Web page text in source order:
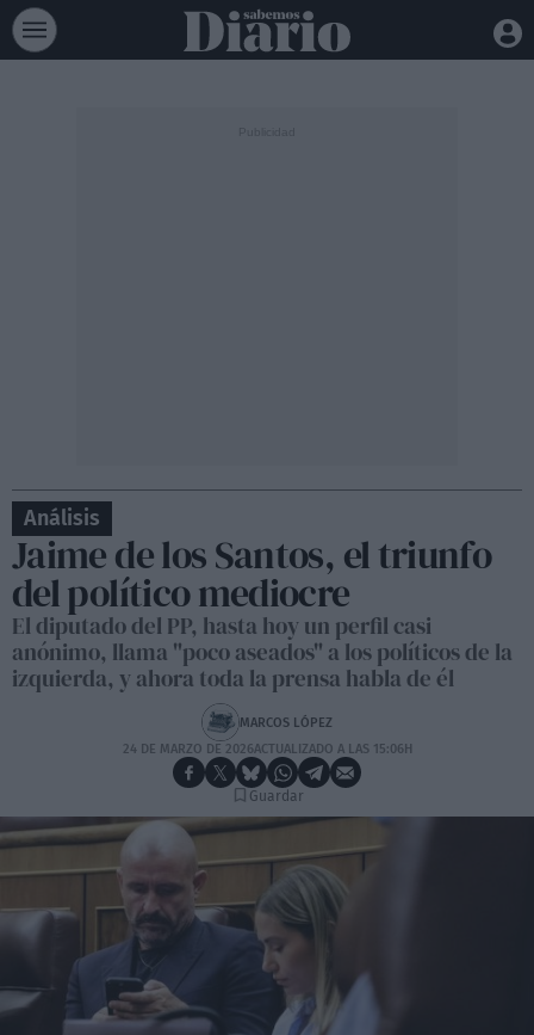
Análisis
Jaime de los Santos, el triunfo
del político mediocre
El diputado del PP, hasta hoy un perfil casi
anónimo, llama "poco aseados" a los políticos de la
izquierda, y ahora toda la prensa habla de él
MARCOS LÓPEZ
24 DE MARZO DE 2026ACTUALIZADO A LAS 15:06H
Guardar